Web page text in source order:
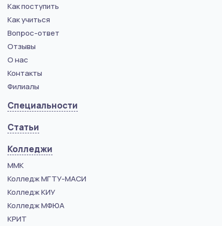
Как поступить
Как учиться
Вопрос-ответ
Отзывы
О нас
Контакты
Филиалы
Специальности
Статьи
Колледжи
ММК
Колледж МГТУ-МАСИ
Колледж КИУ
Колледж МФЮА
КРИТ